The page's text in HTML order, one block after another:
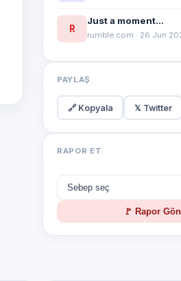
R
Just a moment...
rumble.com · 26 Jun
PAYLAŞ
🔗 Kopyala 𝕏 Twitter
RAPOR ET
🚩 Rapor